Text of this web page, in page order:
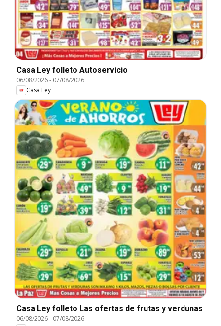
Casa Ley folleto Autoservicio
06/08/2026- 07/08/2026
Casa Ley
Casa Ley folleto Las ofertas de frutas y verdunas
06/08/2026- 07/08/2026